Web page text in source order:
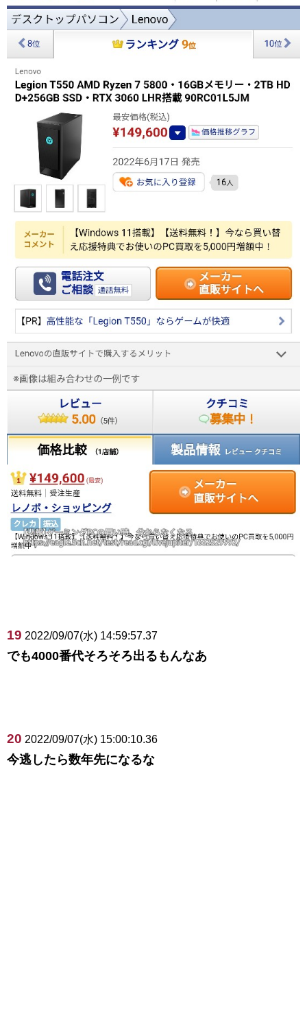
19 2022/09/07(水) 14:59:57.37
でも4000番代そろそろ出るもんなあ
20 2022/09/07(水) 15:00:10.36
今逃したら数年先になるな